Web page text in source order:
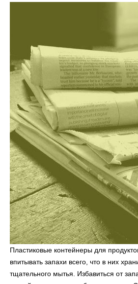
Пластиковые контейнеры для
впитывать запахи всего, что в них
тщательного мытья. Избавиться от